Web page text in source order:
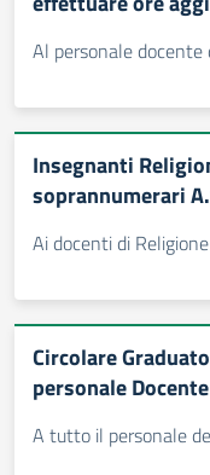
Al personale docente
Insegnanti
soprannumerari
Ai docenti di
Circolare
personale
A tutto il personale